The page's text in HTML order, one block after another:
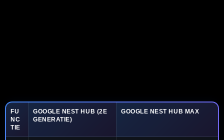
FU
NC
TIE
GOOGLE NEST HUB (2E
GENERATIE)
GOOGLE NEST HUB MAX